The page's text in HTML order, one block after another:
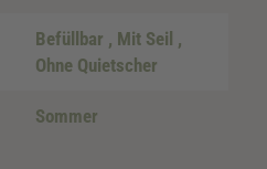
Befüllbar , Mit Seil ,
Ohne Quietscher
Sommer